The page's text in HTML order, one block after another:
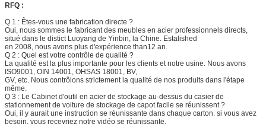
RFQ :
Q 1 : Êtes-vous une fabrication directe ?
Oui, nous sommes le fabricant des meubles en acier professionnels directs,
situé dans le distict Luoyang de Yinbin, la Chine. Estalished
en 2008, nous avons plus d'expérience than12 an.
Q 2 : Quel est votre contrôle de qualité ?
La qualité est la plus importante pour les clients et notre usine. Nous avons
ISO9001, OIN 14001, OHSAS 18001, BV,
GV, etc. Nous contrôlons strictement la qualité de nos produits dans l'étape
même.
Q 3 : Le Cabinet d'outil en acier de stockage au-dessus du casier de
stationnement de voiture de stockage de capot facile se réunissent ?
Oui, il y aurait une instruction se réunissante dans chaque carton. si vous avez
besoin, vous recevriez notre vidéo se réunissante.